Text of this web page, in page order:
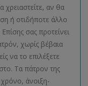
αν θα
ή οτιδήποτε άλλο
σας προτείνει
χωρίς βέβαια
να το επιλέξετε
Τα πάτρον της
άνοιξη-